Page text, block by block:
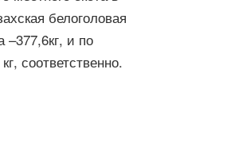
белоголовая
и по
соответственно.